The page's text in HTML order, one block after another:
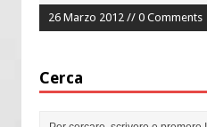
26 Marzo 2012 // 0 Comments
Cerca